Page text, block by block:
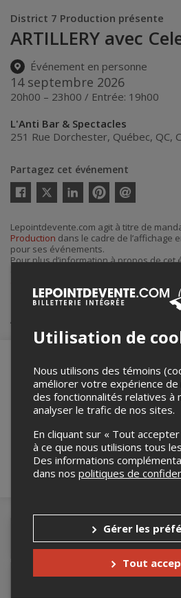
District 7 Production présente
ARTILLERY avec
Événement en personne
14 septembre 2026
20h00 – 23h00 / Entrée: 19h00
L'Anti Bar & Spectacles
251 Rue Dorchester, Québec, QC,
Partagez cet événement
Twitter
courriel
Lepointdevente.com agit à titre de
Production dans le cadre de l’affichage
pour ses événements.
Pour plus d’information à propos de cet
Achat de billets
Merci de confirmer que
robot ci-bas.
Détails de l'événement
Utilisation de
Nous utilisons des témoins
améliorer votre expérience
des fonctionnalités relatives à
analyser le trafic de nos sites.
En cliquant sur « Tout
à ce que nous utilisions tous
Des informations
dans nos politiques de
Gérer les
Tout